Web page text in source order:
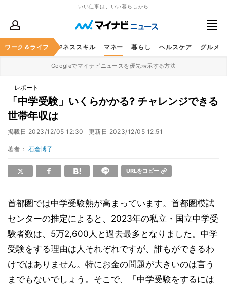
いい仕事は、いい暮らしから
ワーク＆ライフ
キャリア ビジネススキル マネー 暮らし ヘルスケア グルメ
Googleでマイナビニュースを優先表示する方法
レポート
「中学受験」いくらかかる? チャレンジできる
世帯年収は
掲載日 2023/12/05 12:30 更新日 2023/12/05 12:51
著者： 石倉博子
URLをコピー
首都圏では中学受験熱が高まっています。首都圏模試
センターの推定によると、2023年の私立・国立中学受
験者数は、5万2,600人と過去最多となりました。中学
受験をする理由は人それぞれですが、誰もができるわ
けではありません。特にお金の問題が大きいのは言う
までもないでしょう。そこで、「中学受験をするには